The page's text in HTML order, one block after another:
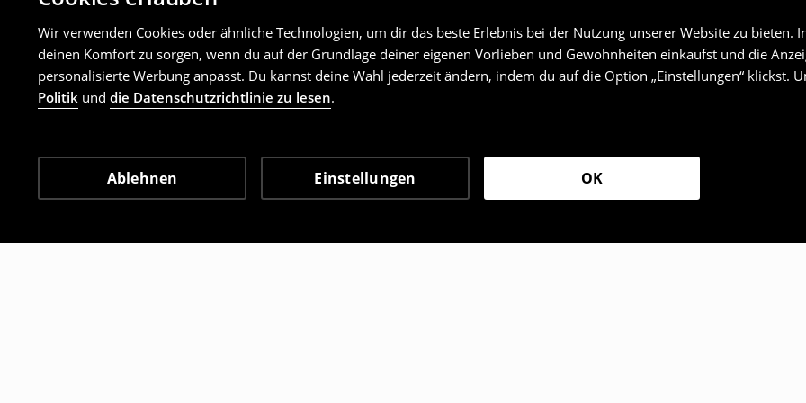
Wir verwenden Cookies oder ähnliche Technologien, um dir das beste Erlebnis bei der Nutzung unserer Website zu
deinen Komfort zu sorgen, wenn du auf der Grundlage deiner eigenen Vorlieben und Gewohnheiten einkaufst und die
personalisierte Werbung anpasst. Du kannst deine Wahl jederzeit ändern, indem du auf die Option „Einstellungen“ klickst.
Politik und die Datenschutzrichtlinie zu lesen.
Ablehnen Einstellungen OK